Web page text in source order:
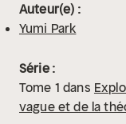
Auteur(e) :
Yumi Park
Série :
Tome 1 dans
vague et de la